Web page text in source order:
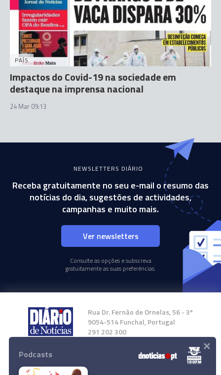
PAÍS
Impactos do Covid-19 na sociedade em
destaque na imprensa nacional
24 Mar 09:13
NEWSLETTERS DIÁRIO
Receba gratuitamente no seu e-mail o resumo das
notícias do dia, sugestões de actividades,
campanhas e muito mais.
Ver newsletters
Consulte as opções e subscreva
gratuitamente as suas preferências.
Rua Dr. Fernão de Ornelas, 56 - 3º
9054-514 Funchal, Portugal
291 202 300
Instale a nossa App
Podcasts ×